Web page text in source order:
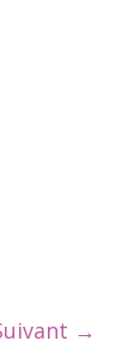
→